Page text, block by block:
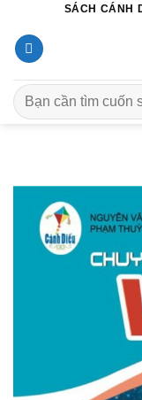
đến
nội
dung
SÁCH CÁNH
Search
for: